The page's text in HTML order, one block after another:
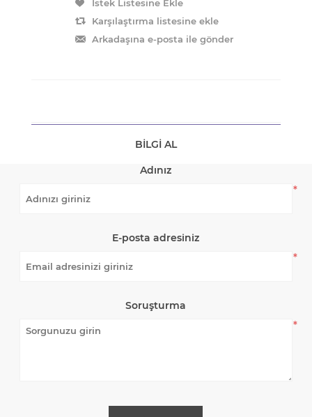
BILGI AL
Adınız
*
E-posta adresiniz
*
Soruşturma
*